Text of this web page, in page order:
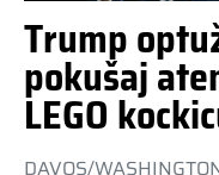
Trump
pokušaj
LEGO
DAVOS/